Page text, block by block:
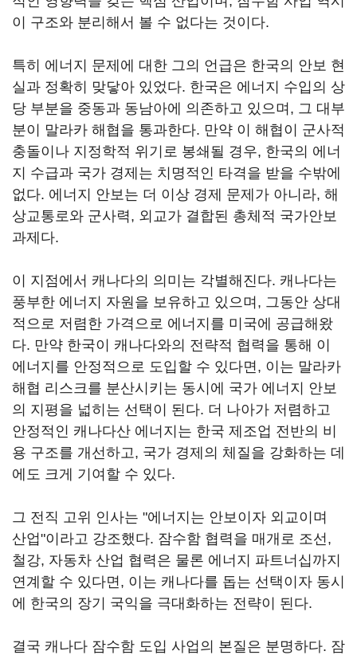
이 구조와 분리해서 볼 수 없다는 것이다.
특히 에너지 문제에 대한 그의 언급은 한국의 안보 현
실과 정확히 맞닿아 있었다. 한국은 에너지 수입의 상
당 부분을 중동과 동남아에 의존하고 있으며, 그 대부
분이 말라카 해협을 통과한다. 만약 이 해협이 군사적
충돌이나 지정학적 위기로 봉쇄될 경우, 한국의 에너
지 수급과 국가 경제는 치명적인 타격을 받을 수밖에
없다. 에너지 안보는 더 이상 경제 문제가 아니라, 해
상교통로와 군사력, 외교가 결합된 총체적 국가안보
과제다.
이 지점에서 캐나다의 의미는 각별해진다. 캐나다는
풍부한 에너지 자원을 보유하고 있으며, 그동안 상대
적으로 저렴한 가격으로 에너지를 미국에 공급해왔
다. 만약 한국이 캐나다와의 전략적 협력을 통해 이
에너지를 안정적으로 도입할 수 있다면, 이는 말라카
해협 리스크를 분산시키는 동시에 국가 에너지 안보
의 지평을 넓히는 선택이 된다. 더 나아가 저렴하고
안정적인 캐나다산 에너지는 한국 제조업 전반의 비
용 구조를 개선하고, 국가 경제의 체질을 강화하는 데
에도 크게 기여할 수 있다.
그 전직 고위 인사는 "에너지는 안보이자 외교이며
산업"이라고 강조했다. 잠수함 협력을 매개로 조선,
철강, 자동차 산업 협력은 물론 에너지 파트너십까지
연계할 수 있다면, 이는 캐나다를 돕는 선택이자 동시
에 한국의 장기 국익을 극대화하는 전략이 된다.
결국 캐나다 잠수함 도입 사업의 본질은 분명하다. 잠